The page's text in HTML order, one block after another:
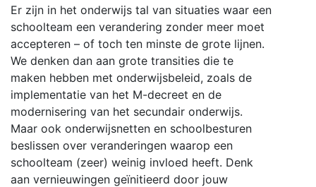
Er zijn in het onderwijs tal van situaties waar een
schoolteam een verandering zonder meer moet
accepteren – of toch ten minste de grote lijnen.
We denken dan aan grote transities die te
maken hebben met onderwijsbeleid, zoals de
implementatie van het M-decreet en de
modernisering van het secundair onderwijs.
Maar ook onderwijsnetten en schoolbesturen
beslissen over veranderingen waarop een
schoolteam (zeer) weinig invloed heeft. Denk
aan vernieuwingen geïnitieerd door jouw